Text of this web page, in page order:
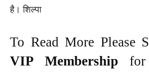
है। शिल्पा
To Read More Please
VIP Membership